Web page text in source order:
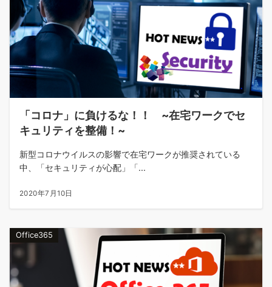
「コロナ」に負けるな！！ ~在宅ワークでセ
キュリティを整備！~
新型コロナウイルスの影響で在宅ワークが推奨されている
中、「セキュリティが心配」「...
2020年7月10日
Office365